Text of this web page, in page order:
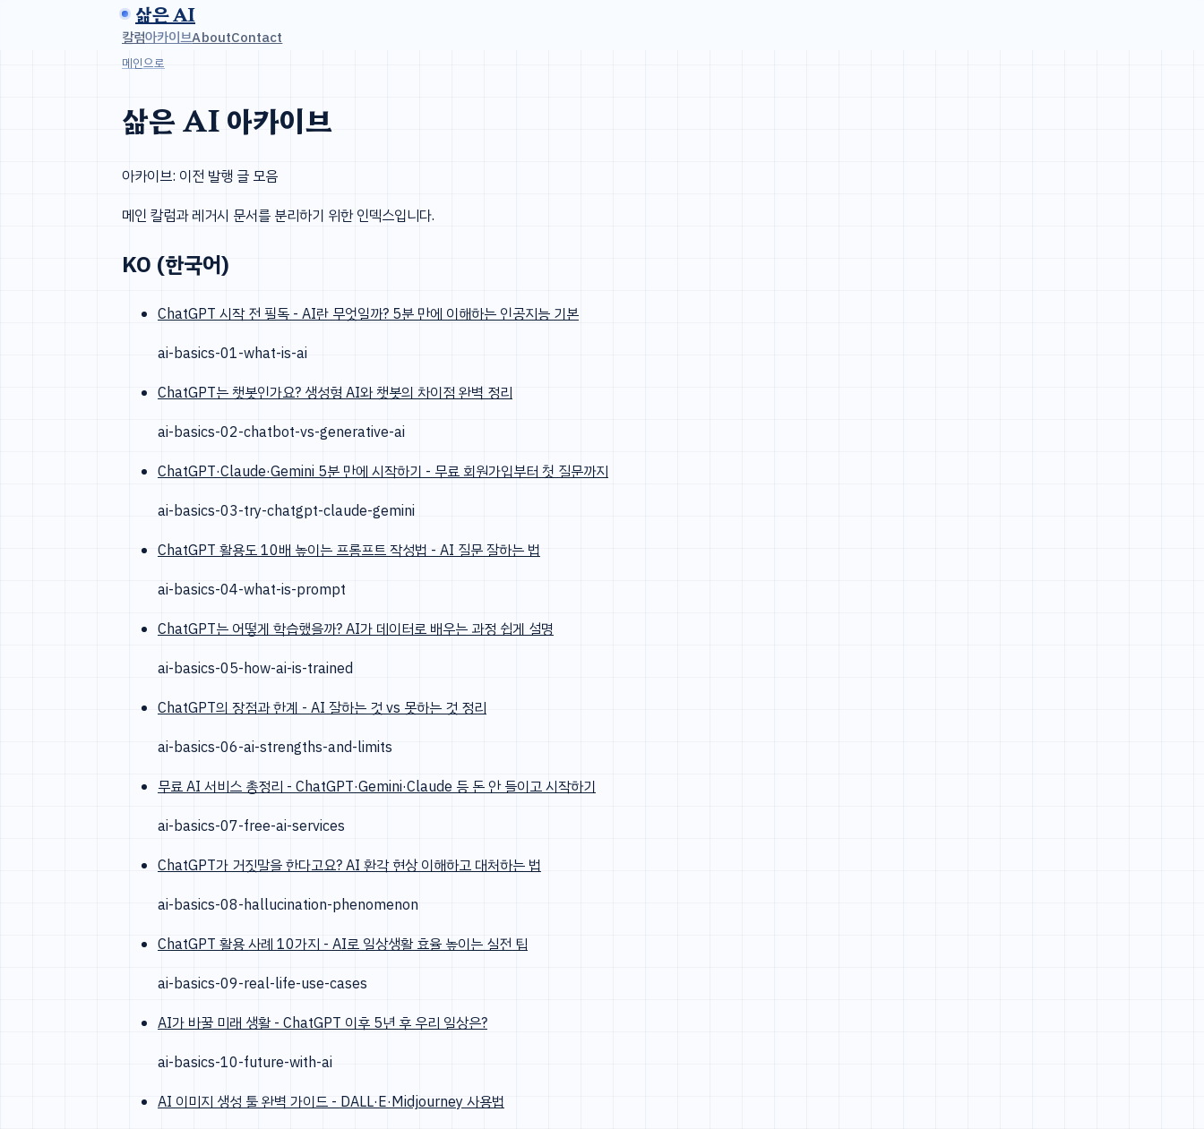
삶은 AI
칼럼아카이브AboutContact
메인으로
삶은 AI 아카이브
아카이브: 이전 발행 글 모음
메인 칼럼과 레거시 문서를 분리하기 위한 인덱스입니다.
KO (한국어)
ChatGPT 시작 전 필독 - AI란 무엇일까? 5분 만에 이해하는 인공지능 기본
ai-basics-01-what-is-ai
ChatGPT는 챗봇인가요? 생성형 AI와 챗봇의 차이점 완벽 정리
ai-basics-02-chatbot-vs-generative-ai
ChatGPT·Claude·Gemini 5분 만에 시작하기 - 무료 회원가입부터 첫 질문까지
ai-basics-03-try-chatgpt-claude-gemini
ChatGPT 활용도 10배 높이는 프롬프트 작성법 - AI 질문 잘하는 법
ai-basics-04-what-is-prompt
ChatGPT는 어떻게 학습했을까? AI가 데이터로 배우는 과정 쉽게 설명
ai-basics-05-how-ai-is-trained
ChatGPT의 장점과 한계 - AI 잘하는 것 vs 못하는 것 정리
ai-basics-06-ai-strengths-and-limits
무료 AI 서비스 총정리 - ChatGPT·Gemini·Claude 등 돈 안 들이고 시작하기
ai-basics-07-free-ai-services
ChatGPT가 거짓말을 한다고요? AI 환각 현상 이해하고 대처하는 법
ai-basics-08-hallucination-phenomenon
ChatGPT 활용 사례 10가지 - AI로 일상생활 효율 높이는 실전 팁
ai-basics-09-real-life-use-cases
AI가 바꿀 미래 생활 - ChatGPT 이후 5년 후 우리 일상은?
ai-basics-10-future-with-ai
AI 이미지 생성 툴 완벽 가이드 - DALL·E·Midjourney 사용법